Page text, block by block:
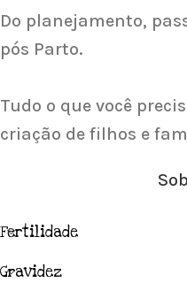
Do planejamento,
pós Parto.
Tudo o que você
criação de filhos e
Fertilidade
Gravidez